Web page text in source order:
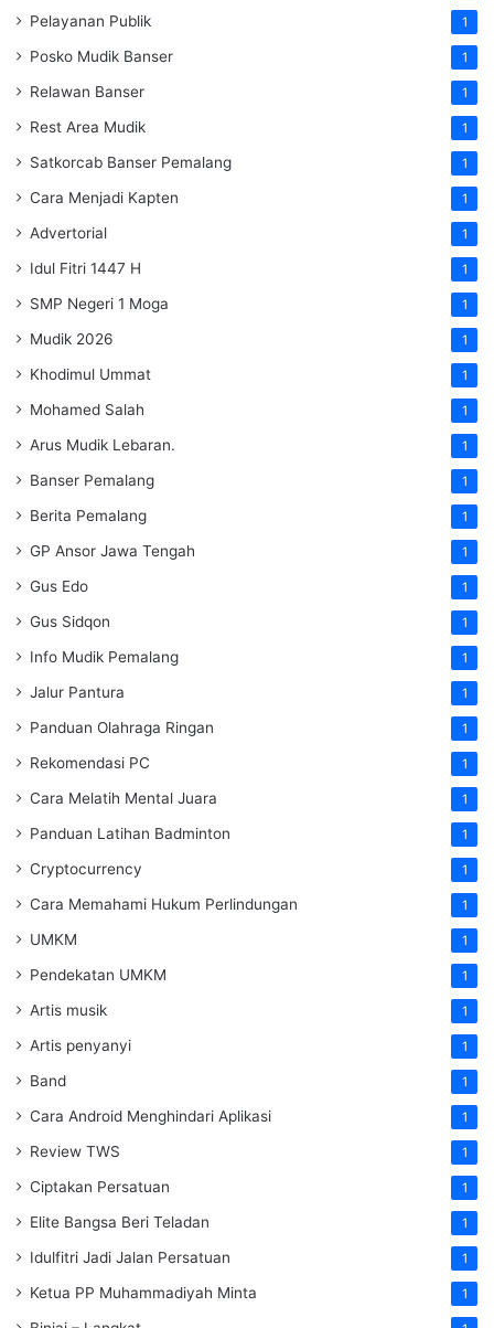
Pelayanan Publik 1
Posko Mudik Banser 1
Relawan Banser 1
Rest Area Mudik 1
Satkorcab Banser Pemalang 1
Cara Menjadi Kapten 1
Advertorial 1
Idul Fitri 1447 H 1
SMP Negeri 1 Moga 1
Mudik 2026 1
Khodimul Ummat 1
Mohamed Salah 1
Arus Mudik Lebaran. 1
Banser Pemalang 1
Berita Pemalang 1
GP Ansor Jawa Tengah 1
Gus Edo 1
Gus Sidqon 1
Info Mudik Pemalang 1
Jalur Pantura 1
Panduan Olahraga Ringan 1
Rekomendasi PC 1
Cara Melatih Mental Juara 1
Panduan Latihan Badminton 1
Cryptocurrency 1
Cara Memahami Hukum Perlindungan 1
UMKM 1
Pendekatan UMKM 1
Artis musik 1
Artis penyanyi 1
Band 1
Cara Android Menghindari Aplikasi 1
Review TWS 1
Ciptakan Persatuan 1
Elite Bangsa Beri Teladan 1
Idulfitri Jadi Jalan Persatuan 1
Ketua PP Muhammadiyah Minta 1